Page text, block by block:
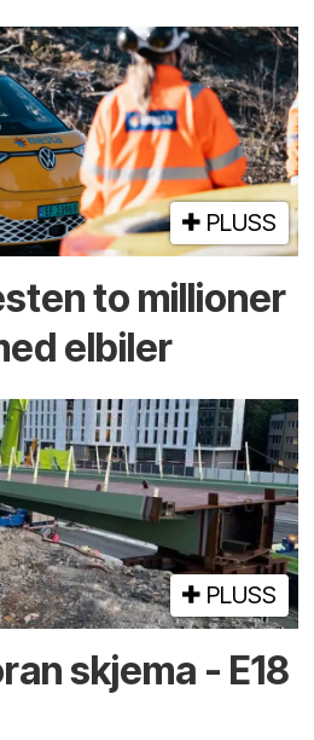
PLUSS
to millioner
elbiler
PLUSS
skjema - E18